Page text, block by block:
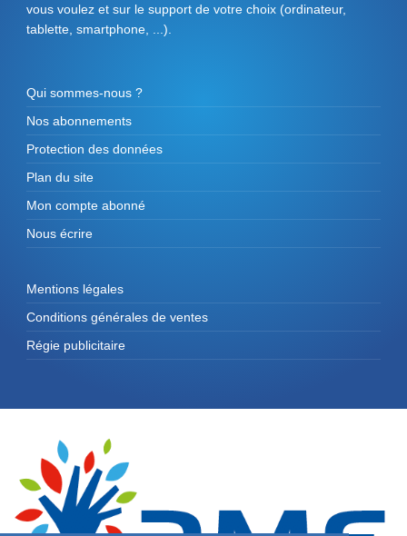
vous voulez et sur le support de votre choix (ordinateur,
tablette, smartphone, ...).
Qui sommes-nous ?
Nos abonnements
Protection des données
Plan du site
Mon compte abonné
Nous écrire
Mentions légales
Conditions générales de ventes
Régie publicitaire